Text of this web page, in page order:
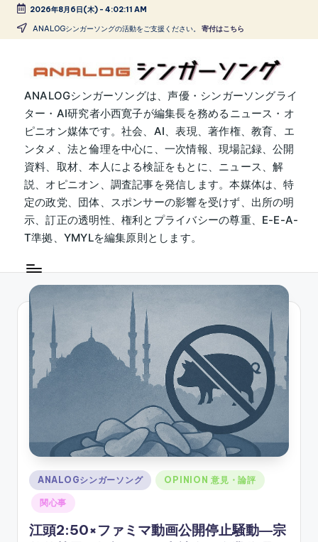
Skip
2026年8月6日(木)- 4:02:12 AM
ANALOGシンガーソングの活動をご支援ください。 寄付はこちら
A
N
A
L
O
G
シ
ン
ガ
ー
ソ
ン
グ
ANALOGシンガーソングは、声優・シンガーソングライ
ター・AI研究者小西寛子が編集長を務めるニュース・オ
ピニオン媒体です。社会、AI、表現、著作権、教育、エ
ンタメ、法と倫理を中心に、一次情報、現場記録、公開
資料、取材、本人による検証をもとに、ニュース、解
説、オピニオン、調査記事を発信します。本媒体は、特
定の政党、団体、スポンサーの影響を受けず、出所の明
示、訂正の透明性、権利とプライバシーの尊重、E-E-A-
T準拠、YMYLを編集原則とします。
Posted
in
ANALOGシンガーソング OPINION 意見・論評
関心事
江頭2:50×ファミマ動画公開停止騒動―宗